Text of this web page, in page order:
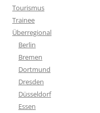
Tourismus
Trainee
Überregional
Berlin
Bremen
Dortmund
Dresden
Düsseldorf
Essen